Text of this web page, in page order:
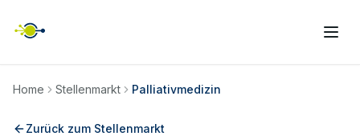
Home Stellenmarkt Palliativmedizin
Zurück zum Stellenmarkt